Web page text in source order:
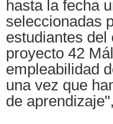
hasta la fecha
seleccionadas
estudiantes
proyecto 42
empleabilidad
una vez que
de